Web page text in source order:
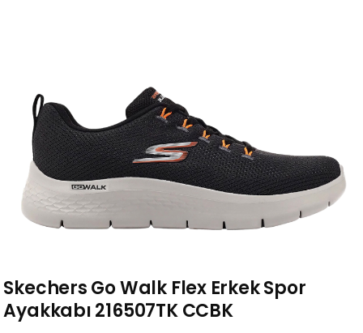
Skechers Go Walk Flex Erkek Spor
Ayakkabı 216507TK CCBK